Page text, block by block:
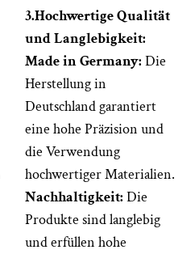
3.Hochwertige Qualität
und Langlebigkeit:
Made in Germany: Die
Herstellung in
Deutschland garantiert
eine hohe Präzision und
die Verwendung
hochwertiger Materialien.
Nachhaltigkeit: Die
Produkte sind langlebig
und erfüllen hohe